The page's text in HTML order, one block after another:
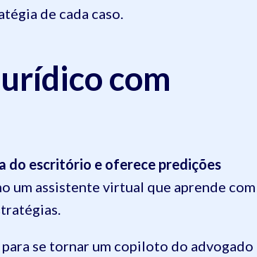
de cada caso.
com
do escritório e oferece predições
um assistente virtual que aprende com
se tornar um copiloto do advogado